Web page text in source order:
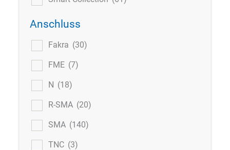
Anschluss
Fakra (30)
FME (7)
N (18)
R-SMA (20)
SMA (140)
TNC (3)